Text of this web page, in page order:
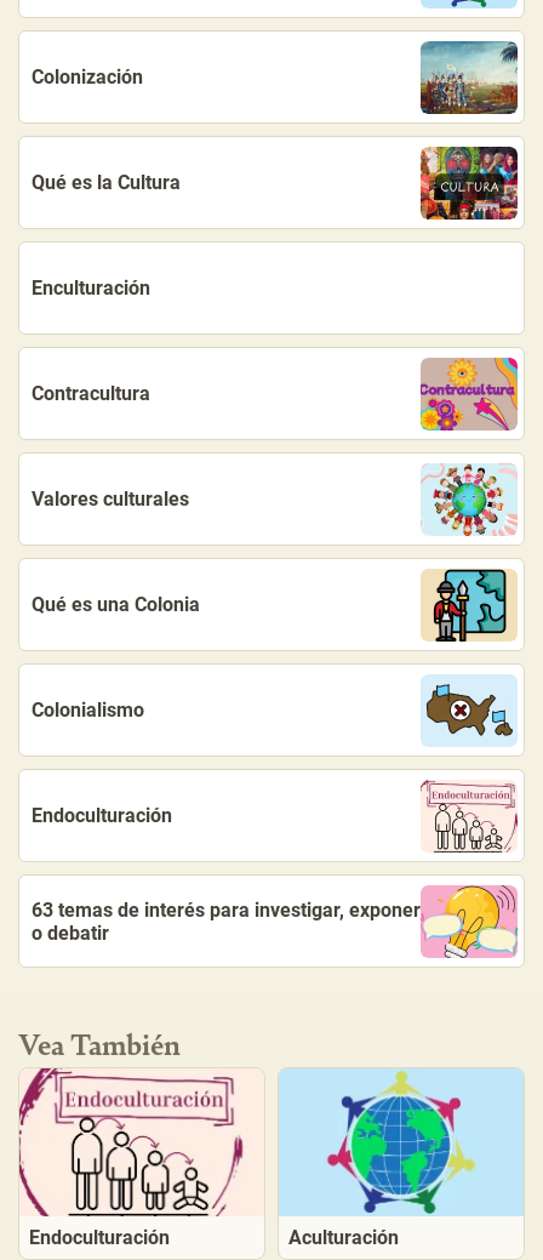
Colonización
Qué es la Cultura
Enculturación
Contracultura
Valores culturales
Qué es una Colonia
Colonialismo
Endoculturación
63 temas de interés para investigar, exponer
o debatir
Vea También
Endoculturación Aculturación